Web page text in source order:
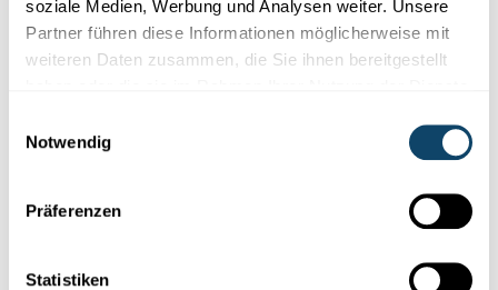
soziale Medien, Werbung und Analysen weiter. Unsere
Partner führen diese Informationen möglicherweise mit
weiteren Daten zusammen, die Sie ihnen bereitgestellt
Notwendig
Präferenzen
Statistiken
Folge der Welt der Wissenschaft
und Forschung in Luxemburg